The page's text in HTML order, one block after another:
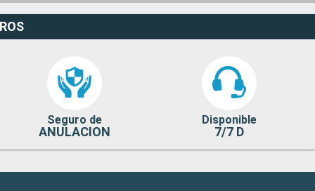
Seguro de
ANULACION
Disponible
7/7 D